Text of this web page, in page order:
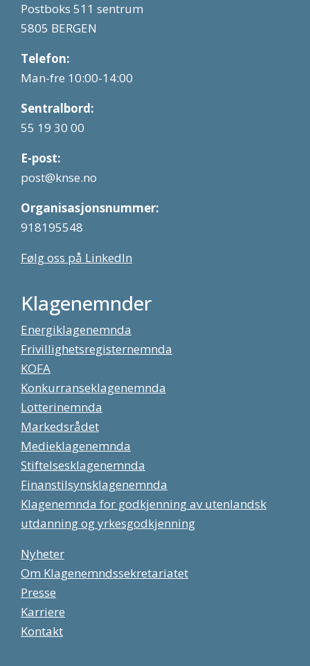
Postboks 511 sentrum
5805 BERGEN
Telefon:
Man-fre 10:00-14:00
Sentralbord:
55 19 30 00
E-post:
post@knse.no
Organisasjonsnummer:
918195548
Følg oss på LinkedIn
Klagenemnder
Energiklagenemnda
Frivillighetsregisternemnda
KOFA
Konkurranseklagenemnda
Lotterinemnda
Markedsrådet
Medieklagenemnda
Stiftelsesklagenemnda
Finanstilsynsklagenemnda
Klagenemnda for godkjenning av utenlandsk
utdanning og yrkesgodkjenning
Nyheter
Om Klagenemndssekretariatet
Presse
Karriere
Kontakt